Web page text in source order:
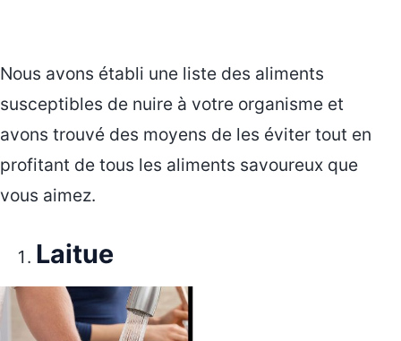
Nous avons établi une liste des aliments
susceptibles de nuire à votre organisme et
avons trouvé des moyens de les éviter tout en
profitant de tous les aliments savoureux que
vous aimez.
Laitue